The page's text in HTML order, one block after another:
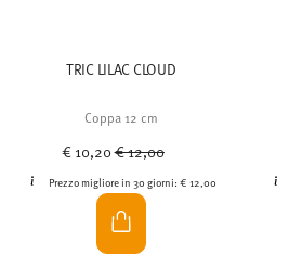
TRIC LILAC CLOUD
Coppa 12 cm
€ 10,20Price reduced from
€ 12,00
Prezzo migliore in 30 giorni:€ 12,00